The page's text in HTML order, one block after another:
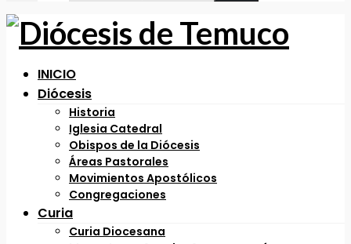
INICIO
Diócesis
Historia
Iglesia Catedral
Obispos de la Diócesis
Áreas Pastorales
Movimientos Apostólicos
Congregaciones
Curia
Curia Diocesana